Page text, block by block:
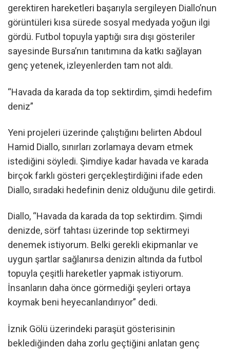
gerektiren hareketleri başarıyla sergileyen Diallo’nun
görüntüleri kısa sürede sosyal medyada yoğun ilgi
gördü. Futbol topuyla yaptığı sıra dışı gösteriler
sayesinde Bursa’nın tanıtımına da katkı sağlayan
genç yetenek, izleyenlerden tam not aldı.
“Havada da karada da top sektirdim, şimdi hedefim
deniz”
Yeni projeleri üzerinde çalıştığını belirten Abdoul
Hamid Diallo, sınırları zorlamaya devam etmek
istediğini söyledi. Şimdiye kadar havada ve karada
birçok farklı gösteri gerçekleştirdiğini ifade eden
Diallo, sıradaki hedefinin deniz olduğunu dile getirdi.
Diallo, “Havada da karada da top sektirdim. Şimdi
denizde, sörf tahtası üzerinde top sektirmeyi
denemek istiyorum. Belki gerekli ekipmanlar ve
uygun şartlar sağlanırsa denizin altında da futbol
topuyla çeşitli hareketler yapmak istiyorum.
İnsanların daha önce görmediği şeyleri ortaya
koymak beni heyecanlandırıyor” dedi.
İznik Gölü üzerindeki paraşüt gösterisinin
beklediğinden daha zorlu geçtiğini anlatan genç